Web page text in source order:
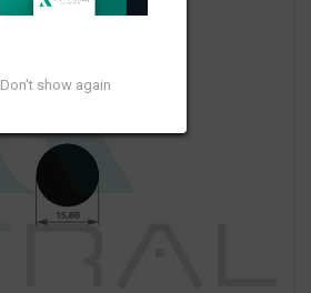
Don't show again